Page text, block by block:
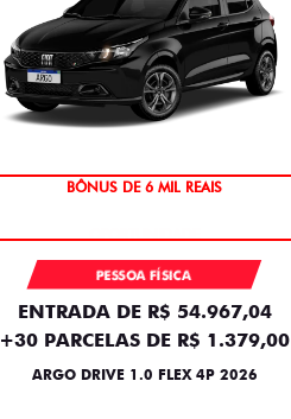
BÔNUS DE 6 MIL REAIS
PESSOA FÍSICA
ENTRADA DE R$ 54.967,04
+30 PARCELAS DE R$ 1.379,00
ARGO DRIVE 1.0 FLEX 4P 2026